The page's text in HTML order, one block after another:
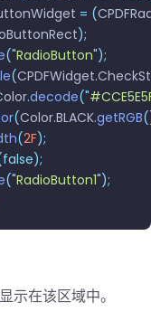
= (
);
("RadioButton");
(CPDFWidget.
.decode("
(Color.BLACK.getRGB
(2F);
("RadioButton1");
示在该区域中。